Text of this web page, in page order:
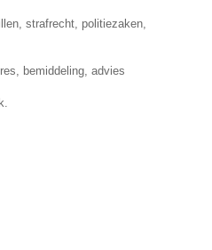
strafrecht, politiezaken,
bemiddeling, advies